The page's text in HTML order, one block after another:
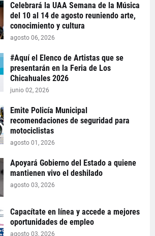
Celebrará la UAA Semana de la Música
del 10 al 14 de agosto reuniendo arte,
conocimiento y cultura
agosto 06, 2026
#Aquí el Elenco de Artistas que se
presentarán en la Feria de Los
Chicahuales 2026
junio 02, 2026
Emite Policía Municipal
recomendaciones de seguridad para
motociclistas
agosto 01, 2026
Apoyará Gobierno del Estado a quiene
mantienen vivo el deshilado
agosto 03, 2026
Capacítate en línea y accede a mejores
oportunidades de empleo
agosto 03, 2026